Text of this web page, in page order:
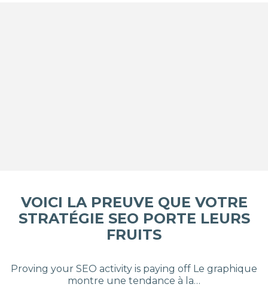
VOICI LA PREUVE QUE VOTRE
STRATÉGIE SEO PORTE LEURS
FRUITS
Proving your SEO activity is paying off Le graphique
montre une tendance à la…